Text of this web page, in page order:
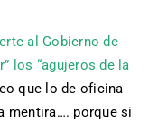
al Gobierno de
los “agujeros de la
que lo de oficina
mentira…. porque si